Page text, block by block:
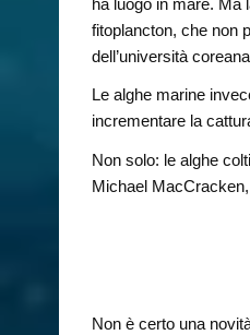
ha luogo in mare. Ma
fitoplancton, che non
dell’università
Le alghe marine
incrementare la
Non solo: le alghe
Michael
Non è certo una